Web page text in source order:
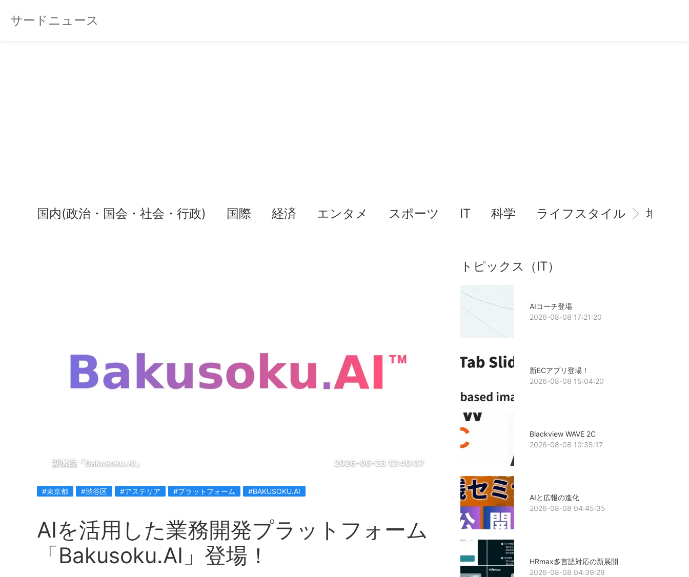
サードニュース
国内(政治・国会・社会・行政) 国際 経済 エンタメ スポーツ IT 科学 ライフスタイル 地域情
新製品「Bakusoku.AI」 2026-06-23 12:40:37
#東京都 #渋谷区 #アステリア #プラットフォーム #BAKUSOKU.AI
AIを活用した業務開発プラットフォーム
「Bakusoku.AI」登場！
トピックス（IT）
AIコーチ登場
2026-08-08 17:21:20
新ECアプリ登場！
2026-08-08 15:04:20
Blackview WAVE 2C
2026-08-08 10:35:17
AIと広報の進化
2026-08-08 04:45:35
HRmax多言語対応の新展開
2026-08-08 04:39:29